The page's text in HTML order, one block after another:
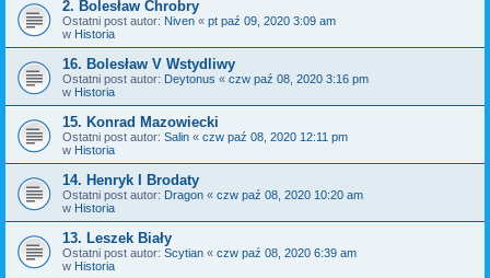
2. Bolesław Chrobry
Ostatni post autor: Niven « pt paź 09, 2020 3:09 am
w Historia
16. Bolesław V Wstydliwy
Ostatni post autor: Deytonus « czw paź 08, 2020 3:16 pm
w Historia
15. Konrad Mazowiecki
Ostatni post autor: Salin « czw paź 08, 2020 12:11 pm
w Historia
14. Henryk I Brodaty
Ostatni post autor: Dragon « czw paź 08, 2020 10:20 am
w Historia
13. Leszek Biały
Ostatni post autor: Scytian « czw paź 08, 2020 6:39 am
w Historia